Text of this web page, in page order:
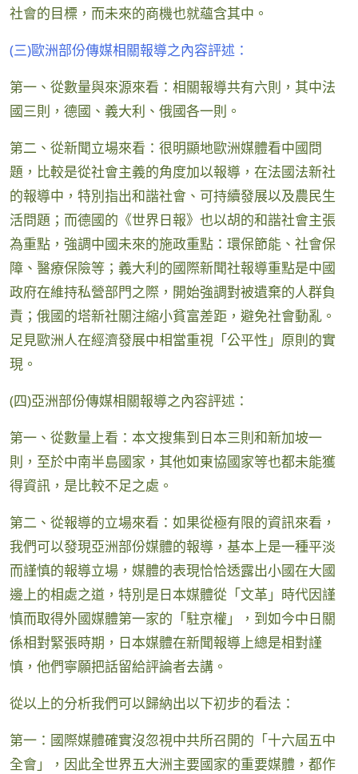
社會的目標，而未來的商機也就蘊含其中。
(三)歐洲部份傳媒相關報導之內容評述：
第一、從數量與來源來看：相關報導共有六則，其中法
國三則，德國、義大利、俄國各一則。
第二、從新聞立場來看：很明顯地歐洲媒體看中國問
題，比較是從社會主義的角度加以報導，在法國法新社
的報導中，特別指出和諧社會、可持續發展以及農民生
活問題；而德國的《世界日報》也以胡的和諧社會主張
為重點，強調中國未來的施政重點：環保節能、社會保
障、醫療保險等；義大利的國際新聞社報導重點是中國
政府在維持私營部門之際，開始強調對被遺棄的人群負
責；俄國的塔新社關注縮小貧富差距，避免社會動亂。
足見歐洲人在經濟發展中相當重視「公平性」原則的實
現。
(四)亞洲部份傳媒相關報導之內容評述：
第一、從數量上看：本文搜集到日本三則和新加坡一
則，至於中南半島國家，其他如東協國家等也都未能獲
得資訊，是比較不足之處。
第二、從報導的立場來看：如果從極有限的資訊來看，
我們可以發現亞洲部份媒體的報導，基本上是一種平淡
而謹慎的報導立場，媒體的表現恰恰透露出小國在大國
邊上的相處之道，特別是日本媒體從「文革」時代因謹
慎而取得外國媒體第一家的「駐京權」，到如今中日關
係相對緊張時期，日本媒體在新聞報導上總是相對謹
慎，他們寧願把話留給評論者去講。
從以上的分析我們可以歸納出以下初步的看法：
第一：國際媒體確實沒忽視中共所召開的「十六屆五中
全會」，因此全世界五大洲主要國家的重要媒體，都作